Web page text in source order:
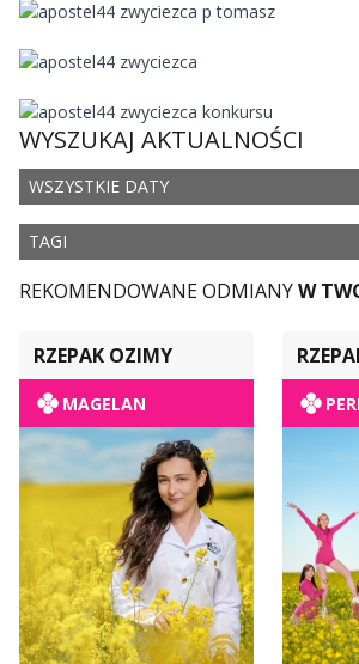
WYSZUKAJ AKTUALNOŚCI
WSZYSTKIE DATY
TAGI
REKOMENDOWANE ODMIANYW
RZEPAK OZIMY
MAGELAN